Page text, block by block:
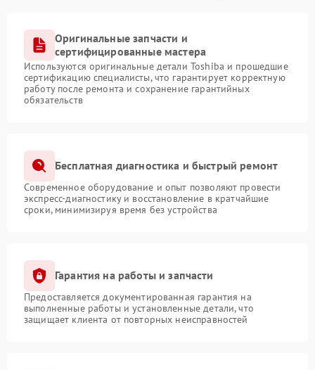
Оригинальные запчасти и
сертифицированные мастера
Используются оригинальные детали Toshiba и прошедшие
сертификацию специалисты, что гарантирует корректную
работу после ремонта и сохранение гарантийных
обязательств
Бесплатная диагностика и быстрый ремонт
Современное оборудование и опыт позволяют провести
экспресс-диагностику и восстановление в кратчайшие
сроки, минимизируя время без устройства
Гарантия на работы и запчасти
Предоставляется документированная гарантия на
выполненные работы и установленные детали, что
защищает клиента от повторных неисправностей